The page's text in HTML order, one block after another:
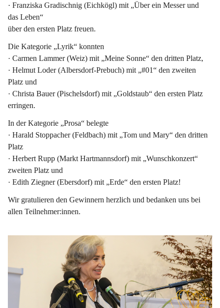
· Franziska Gradischnig (Eichkögl) mit „Über ein Messer und
das Leben“
über den ersten Platz freuen.
Die Kategorie „Lyrik“ konnten
· Carmen Lammer (Weiz) mit „Meine Sonne“ den dritten Platz,
· Helmut Loder (Albersdorf-Prebuch) mit „#01“ den zweiten
Platz und
· Christa Bauer (Pischelsdorf) mit „Goldstaub“ den ersten Platz
erringen.
In der Kategorie „Prosa“ belegte
· Harald Stoppacher (Feldbach) mit „Tom und Mary“ den dritten
Platz
· Herbert Rupp (Markt Hartmannsdorf) mit „Wunschkonzert“
zweiten Platz und
· Edith Ziegner (Ebersdorf) mit „Erde“ den ersten Platz!
Wir gratulieren den Gewinnern herzlich und bedanken uns bei
allen Teilnehmer:innen.